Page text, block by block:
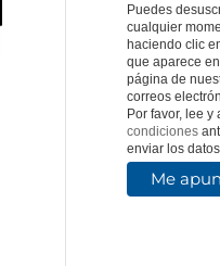
Puedes
cualquier
haciendo clic
que aparece
página de
correos
Por favor, lee y
condiciones
enviar los